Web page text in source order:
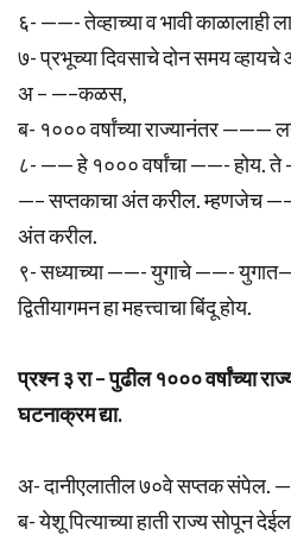
६- ——- तेव्हाच्या व भावी काळालाही
७- प्रभूच्या दिवसाचे दोन समय
अ – —–कळस,
ब- १००० वर्षांच्या राज्यानंतर ———
८- —— हे १००० वर्षांचा ——- होय. ते
—– सप्तकाचा अंत करील. म्हणजेच ——-
अंत करील.
९- सध्याच्या ——- युगाचे ——-
द्वितीयागमन हा महत्त्वाचा बिंदू होय.
प्रश्न ३ रा – पुढील १००० वर्षांच्या
घटनाक्रम द्या.
अ- दानीएलातील ७०वे सप्तक संपेल.
ब- येशू पित्याच्या हाती राज्य सोपून